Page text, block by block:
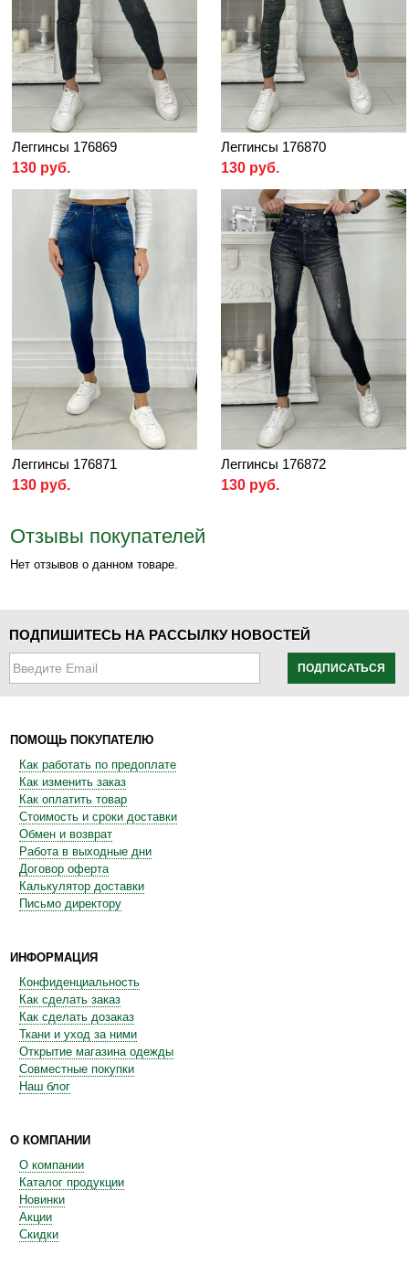
Леггинсы 176869
130 руб.
Леггинсы 176870
130 руб.
Леггинсы 176871
130 руб.
Леггинсы 176872
130 руб.
Отзывы покупателей
Нет отзывов о данном товаре.
ПОДПИШИТЕСЬ НА РАССЫЛКУ НОВОСТЕЙ
ПОДПИСАТЬСЯ
ПОМОЩЬ ПОКУПАТЕЛЮ
Как работать по предоплате
Как изменить заказ
Как оплатить товар
Стоимость и сроки доставки
Обмен и возврат
Работа в выходные дни
Договор оферта
Калькулятор доставки
Письмо директору
ИНФОРМАЦИЯ
Конфиденциальность
Как сделать заказ
Как сделать дозаказ
Ткани и уход за ними
Открытие магазина одежды
Совместные покупки
Наш блог
О КОМПАНИИ
О компании
Каталог продукции
Новинки
Акции
Скидки